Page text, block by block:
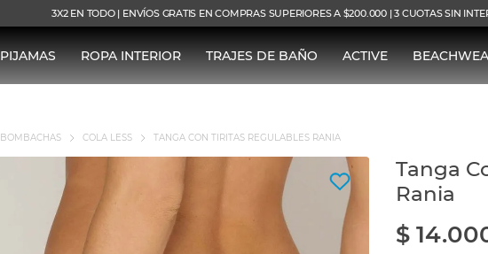
3X2 EN TODO | ENVÍOS GRATIS EN COMPRAS SUPERIORES A $200.000 | 3 CUOTAS SIN
PIJAMAS ROPA INTERIOR TRAJES DE BAÑO ACTIVE
BOMBACHAS COLA LESS TANGA CON TIRITAS REGULABLES RANIA
Tanga
Rania
$ 14.